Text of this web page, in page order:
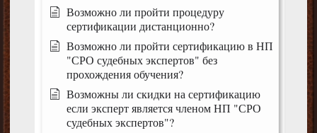
Возможно ли пройти процедуру
сертификации дистанционно?
Возможно ли пройти сертификацию в НП
"СРО судебных экспертов" без
прохождения обучения?
Возможны ли скидки на сертификацию
если эксперт является членом НП "СРО
судебных экспертов"?